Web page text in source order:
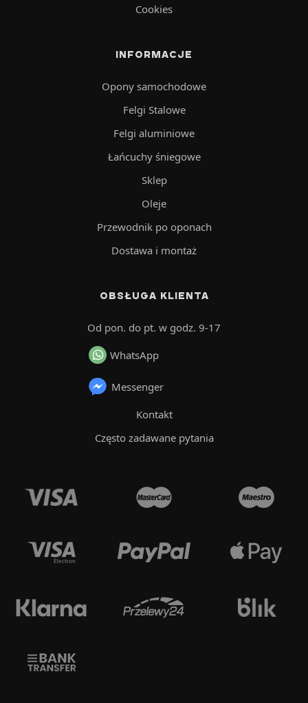
Cookies
INFORMACJE
Opony samochodowe
Felgi Stalowe
Felgi aluminiowe
Łańcuchy śniegowe
Sklep
Oleje
Przewodnik po oponach
Dostawa i montaż
OBSŁUGA KLIENTA
Od pon. do pt. w godz. 9-17
WhatsApp
Messenger
Kontakt
Często zadawane pytania